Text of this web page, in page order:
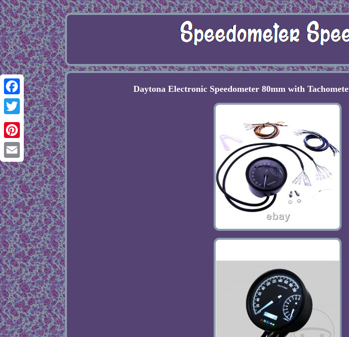
Facebook
Twitter
Pinterest
Email
Daytona Electronic Speedometer 80mm with